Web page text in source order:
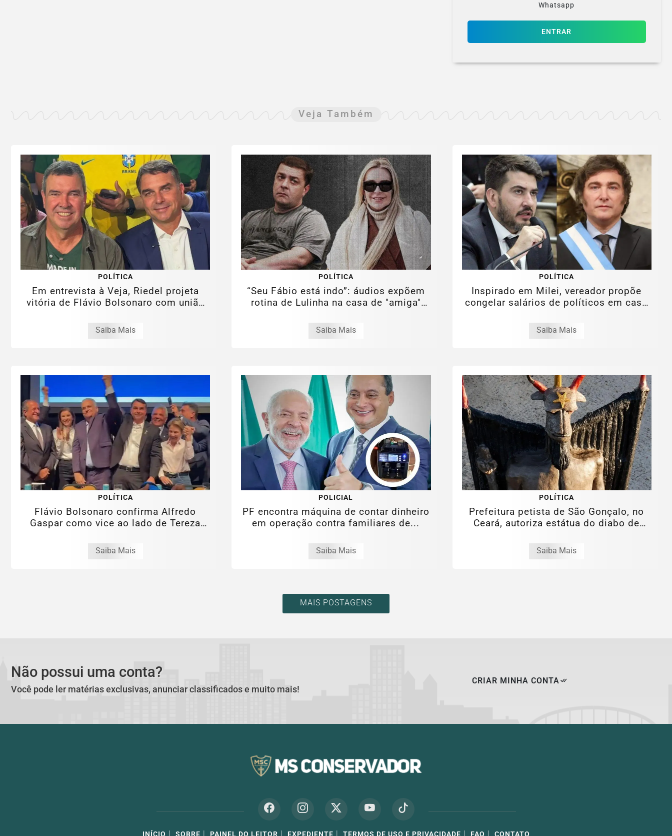
Whatsapp
ENTRAR
Veja Também
POLÍTICA
Em entrevista à Veja, Riedel projeta
vitória de Flávio Bolsonaro com união
Saiba Mais
POLÍTICA
“Seu Fábio está indo”: áudios expõem
rotina de Lulinha na casa de "amiga"
Saiba Mais
POLÍTICA
Inspirado em Milei, vereador propõe
congelar salários de políticos em caso
Saiba Mais
POLÍTICA
Flávio Bolsonaro confirma Alfredo
Gaspar como vice ao lado de Tereza
Saiba Mais
POLICIAL
PF encontra máquina de contar dinheiro
em operação contra familiares de...
Saiba Mais
POLÍTICA
Prefeitura petista de São Gonçalo, no
Ceará, autoriza estátua do diabo de
Saiba Mais
MAIS POSTAGENS
Não possui uma conta?
Você pode ler matérias exclusivas, anunciar classificados e muito mais!
CRIAR MINHA CONTA
INÍCIO | SOBRE | PAINEL DO LEITOR | EXPEDIENTE | TERMOS DE USO E PRIVACIDADE | FAQ | CONTATO